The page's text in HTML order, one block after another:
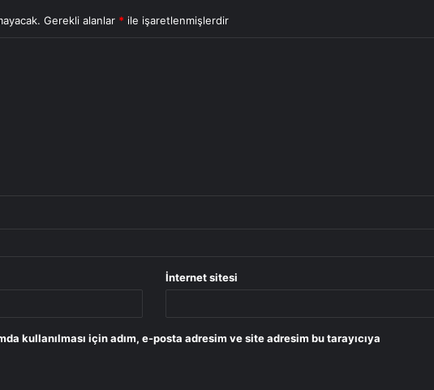
Gerekli alanlar * ile işaretlenmişlerdir
İnternet sitesi
kullanılması için adım, e-posta adresim ve site adresim bu tarayıcıya